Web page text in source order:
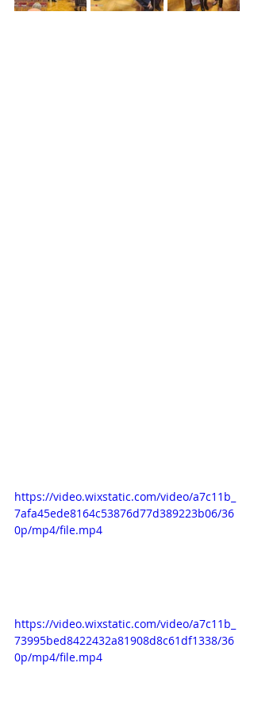
https://video.wixstatic.com/video/a7c11b_
7afa45ede8164c53876d77d389223b06/36
0p/mp4/file.mp4
https://video.wixstatic.com/video/a7c11b_
73995bed8422432a81908d8c61df1338/36
0p/mp4/file.mp4